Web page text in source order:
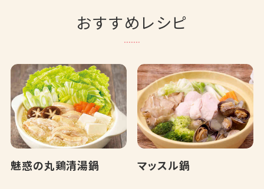
おすすめレシピ
魅惑の丸鶏清湯鍋 マッスル鍋